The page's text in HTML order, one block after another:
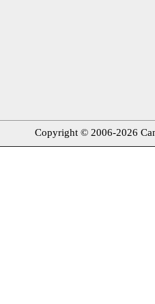
Copyright © 2006-2026